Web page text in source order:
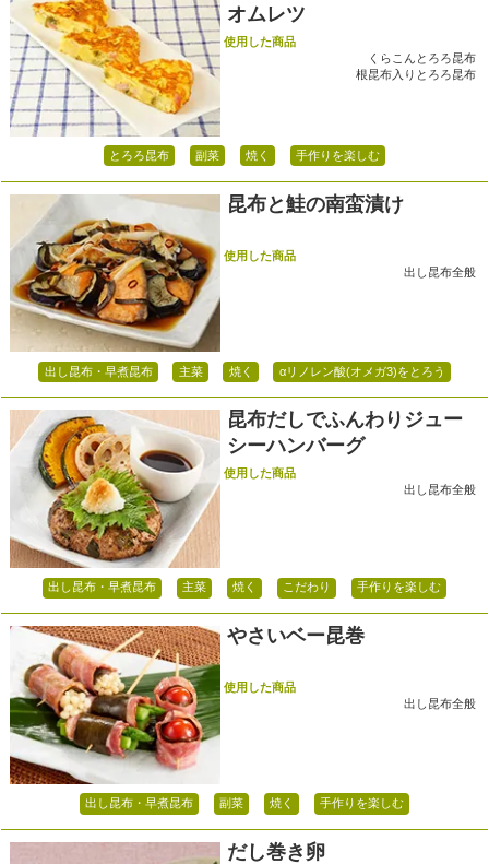
オムレツ
使用した商品
くらこんとろろ昆布
根昆布入りとろろ昆布
とろろ昆布 副菜 焼く 手作りを楽しむ
昆布と鮭の南蛮漬け
使用した商品
出し昆布全般
出し昆布・早煮昆布 主菜 焼く αリノレン酸(オメガ3)をとろう
昆布だしでふんわりジュー
シーハンバーグ
使用した商品
出し昆布全般
出し昆布・早煮昆布 主菜 焼く こだわり 手作りを楽しむ
やさいベー昆巻
使用した商品
出し昆布全般
出し昆布・早煮昆布 副菜 焼く 手作りを楽しむ
だし巻き卵